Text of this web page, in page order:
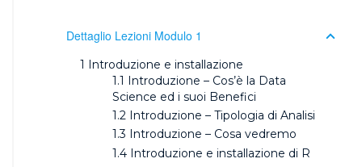
Dettaglio Lezioni Modulo 1
Introduzione e installazione
Introduzione – Cos’è la Data
Science ed i suoi Benefici
Introduzione – Tipologia di Analisi
Introduzione – Cosa vedremo
Introduzione e installazione di R